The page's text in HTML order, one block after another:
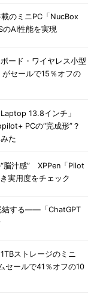
のミニPC「NucBox
AI性能を実現
ード・ワイヤレス小型
セールで15％オフの
13.8インチ」
PCの“完成形”？
た
脳汁感” XPPen「Pilot
実用度をチェック
結する――「ChatGPT
ストレージのミニ
セールで41％オフの10